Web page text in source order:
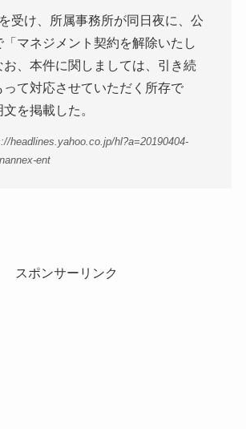
受け、所属事務所が同日夜に、公
「マネジメント契約を解除いたし
お、本件に関しましては、引き続
って対応させていただく所存で
を掲載した。
headlines.yahoo.co.jp/hl?a=20190404-
ent
スポンサーリンク